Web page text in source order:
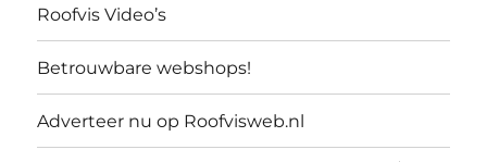
Roofvis Video’s
Betrouwbare webshops!
Adverteer nu op Roofvisweb.nl